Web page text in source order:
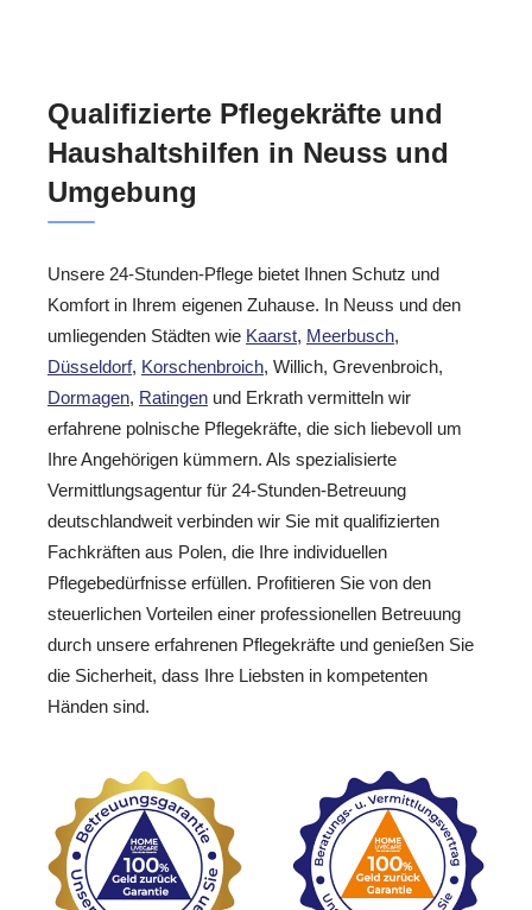
Qualifizierte Pflegekräfte und
Haushaltshilfen in Neuss und
Umgebung
Unsere 24-Stunden-Pflege bietet Ihnen Schutz und
Komfort in Ihrem eigenen Zuhause. In Neuss und den
umliegenden Städten wie Kaarst, Meerbusch,
Düsseldorf, Korschenbroich, Willich, Grevenbroich,
Dormagen, Ratingen und Erkrath vermitteln wir
erfahrene polnische Pflegekräfte, die sich liebevoll um
Ihre Angehörigen kümmern. Als spezialisierte
Vermittlungsagentur für 24-Stunden-Betreuung
deutschlandweit verbinden wir Sie mit qualifizierten
Fachkräften aus Polen, die Ihre individuellen
Pflegebedürfnisse erfüllen. Profitieren Sie von den
steuerlichen Vorteilen einer professionellen Betreuung
durch unsere erfahrenen Pflegekräfte und genießen Sie
die Sicherheit, dass Ihre Liebsten in kompetenten
Händen sind.